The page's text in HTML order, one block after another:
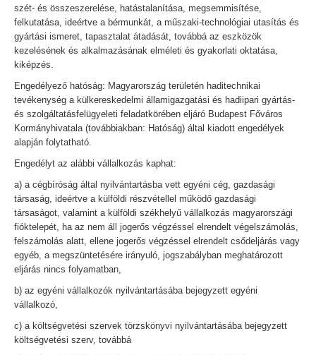
szét- és összeszerelése, hatástalanítása, megsemmisítése,
felkutatása, ideértve a bérmunkát, a műszaki-technológiai utasítás és
gyártási ismeret, tapasztalat átadását, továbbá az eszközök
kezelésének és alkalmazásának elméleti és gyakorlati oktatása,
kiképzés.
Engedélyező hatóság: Magyarország területén haditechnikai
tevékenység a külkereskedelmi államigazgatási és hadiipari gyártás-
és szolgáltatásfelügyeleti feladatkörében eljáró Budapest Főváros
Kormányhivatala (továbbiakban: Hatóság) által kiadott engedélyek
alapján folytatható.
Engedélyt az alábbi vállalkozás kaphat:
a) a cégbíróság által nyilvántartásba vett egyéni cég, gazdasági
társaság, ideértve a külföldi részvétellel működő gazdasági
társaságot, valamint a külföldi székhelyű vállalkozás magyarországi
fióktelepét, ha az nem áll jogerős végzéssel elrendelt végelszámolás,
felszámolás alatt, ellene jogerős végzéssel elrendelt csődeljárás vagy
egyéb, a megszüntetésére irányuló, jogszabályban meghatározott
eljárás nincs folyamatban,
b) az egyéni vállalkozók nyilvántartásába bejegyzett egyéni
vállalkozó,
c) a költségvetési szervek törzskönyvi nyilvántartásába bejegyzett
költségvetési szerv, továbbá